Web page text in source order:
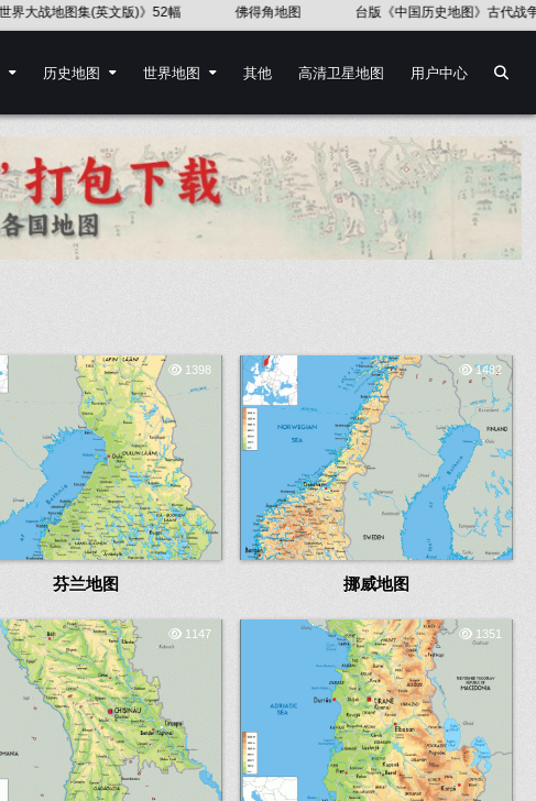
佛得角地图 台版《中国历史地图》古代战争 《第二次世界大战地图
历史地图 世界地图 其他 高清卫星地图 用户中心
1398
芬兰地图
1482
挪威地图
1147 1351